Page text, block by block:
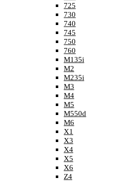
725
730
740
745
750
760
M135i
M2
M235i
M3
M4
M5
M550d
M6
X1
X3
X4
X5
X6
Z4